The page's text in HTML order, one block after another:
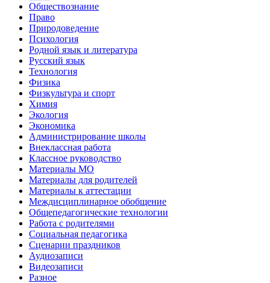
Обществознание
Право
Природоведение
Психология
Родной язык и литература
Русский язык
Технология
Физика
Физкультура и спорт
Химия
Экология
Экономика
Администрирование школы
Внеклассная работа
Классное руководство
Материалы МО
Материалы для родителей
Материалы к аттестации
Междисциплинарное обобщение
Общепедагогические технологии
Работа с родителями
Социальная педагогика
Сценарии праздников
Аудиозаписи
Видеозаписи
Разное